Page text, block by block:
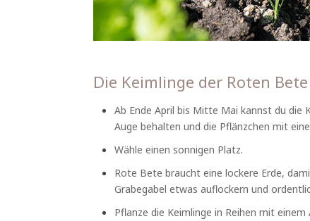
Die Keimlinge der Roten
Ab Ende April bis Mitte Mai kannst du
Auge behalten und die Pflänzchen mit
Wähle einen sonnigen Platz.
Rote Bete braucht eine lockere Erde,
Grabegabel etwas auflockern und
Pflanze die Keimlinge in Reihen mit